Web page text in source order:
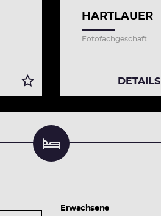
HARTLAUER
Fotofachgeschäft
DETAILS
Erwachsene